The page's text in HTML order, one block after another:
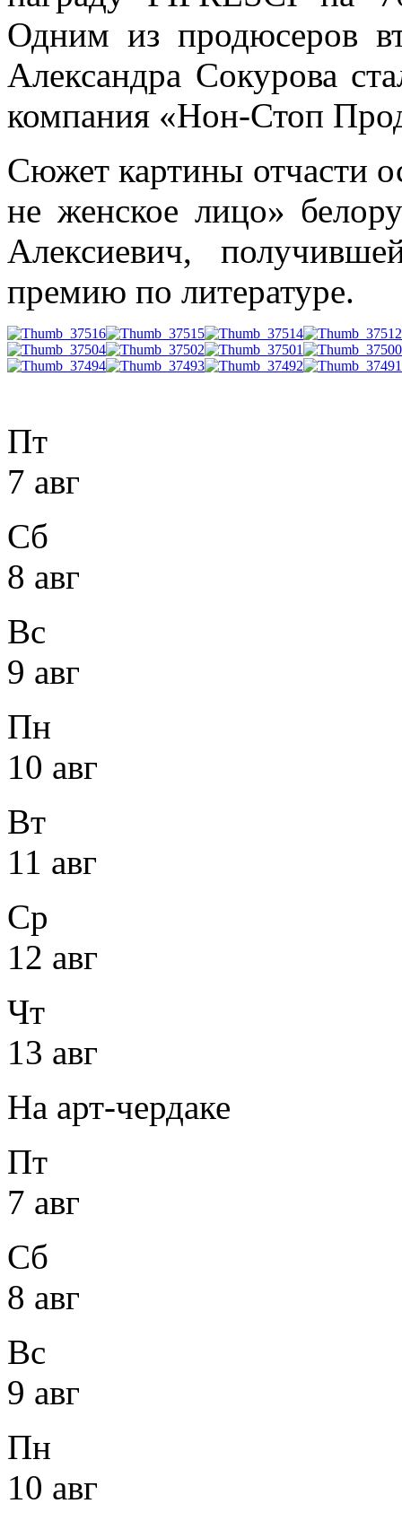
Одним из продюсеров
Александра Сокурова
компания «Нон-Стоп
Сюжет картины отчасти
не женское лицо»
Алексиевич,
премию по литературе.
Пт
7 авг
Сб
8 авг
Вс
9 авг
Пн
10 авг
Вт
11 авг
Ср
12 авг
Чт
13 авг
На арт-чердаке
Пт
7 авг
Сб
8 авг
Вс
9 авг
Пн
10 авг